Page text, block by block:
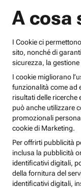
A cosa
I Cookie ci
sito, nonché di
sicurezza, la gestione
I cookie migliorano
funzionalità come ad
risultati delle ricerche
può anche utilizzare
promozionali
cookie di Marketing.
Per offrirti pubblicità
inclusa la pubblicità
identificativi digitali,
della fornitura del
identificativi digitali,